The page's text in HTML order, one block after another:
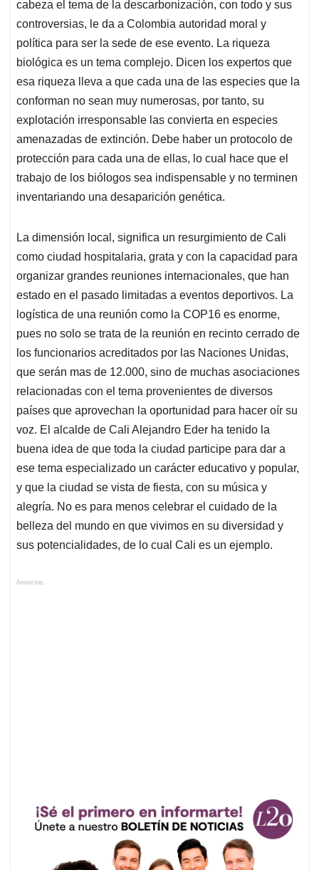
cabeza el tema de la descarbonización, con todo y sus
controversias, le da a Colombia autoridad moral y
política para ser la sede de ese evento. La riqueza
biológica es un tema complejo. Dicen los expertos que
esa riqueza lleva a que cada una de las especies que la
conforman no sean muy numerosas, por tanto, su
explotación irresponsable las convierta en especies
amenazadas de extinción. Debe haber un protocolo de
protección para cada una de ellas, lo cual hace que el
trabajo de los biólogos sea indispensable y no terminen
inventariando una desaparición genética.
La dimensión local, significa un resurgimiento de Cali
como ciudad hospitalaria, grata y con la capacidad para
organizar grandes reuniones internacionales, que han
estado en el pasado limitadas a eventos deportivos. La
logística de una reunión como la COP16 es enorme,
pues no solo se trata de la reunión en recinto cerrado de
los funcionarios acreditados por las Naciones Unidas,
que serán mas de 12.000, sino de muchas asociaciones
relacionadas con el tema provenientes de diversos
países que aprovechan la oportunidad para hacer oír su
voz. El alcalde de Cali Alejandro Eder ha tenido la
buena idea de que toda la ciudad participe para dar a
ese tema especializado un carácter educativo y popular,
y que la ciudad se vista de fiesta, con su música y
alegría. No es para menos celebrar el cuidado de la
belleza del mundo en que vivimos en su diversidad y
sus potencialidades, de lo cual Cali es un ejemplo.
Anuncios.